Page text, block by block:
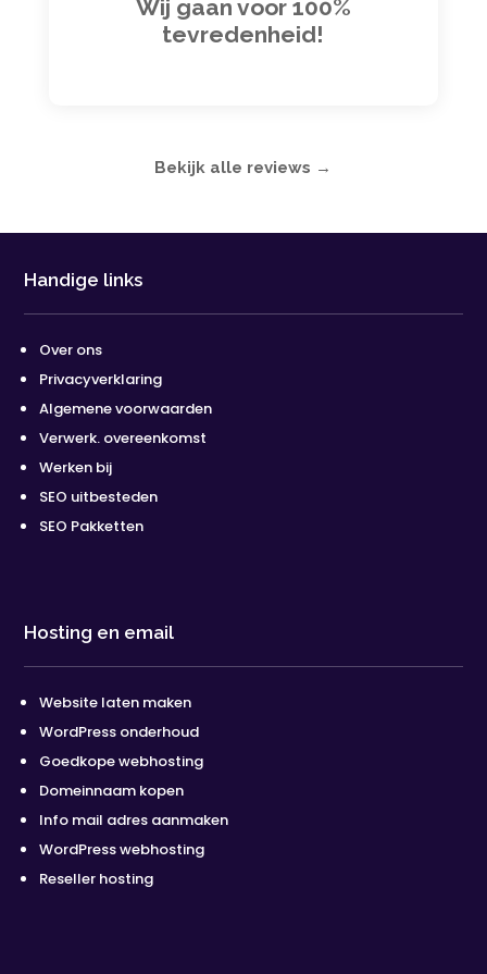
Wij gaan voor 100%
tevredenheid!
Bekijk alle reviews →
Handige links
Over ons
Privacyverklaring
Algemene voorwaarden
Verwerk. overeenkomst
Werken bij
SEO uitbesteden
SEO Pakketten
Hosting en email
Website laten maken
WordPress onderhoud
Goedkope webhosting
Domeinnaam kopen
Info mail adres aanmaken
WordPress webhosting
Reseller hosting